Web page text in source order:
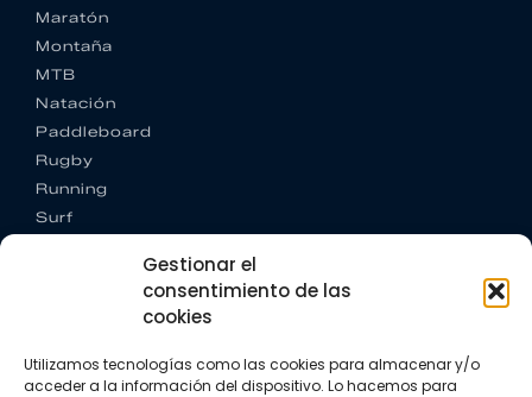
Gestionar el
consentimiento de las
cookies
Utilizamos tecnologías como las cookies para almacenar y/o
acceder a la información del dispositivo. Lo hacemos para
Maratón
Montaña
MTB
Natación
Paddleboard
Rugby
Running
Surf
CONTACTO
+34 662 342 177